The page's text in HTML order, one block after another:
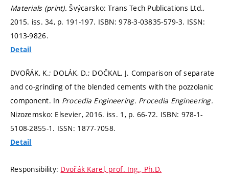
Materials (print).Švýcarsko: Trans Tech Publications Ltd.,
2015. iss. 34, p. 191-197. ISBN: 978-3-03835-579-3. ISSN:
1013-9826.
Detail
DVOŘÁK, K.; DOLÁK, D.; DOČKAL, J. Comparison of separate
and co-grinding of the blended cements with the pozzolanic
component. In Procedia Engineering. Procedia Engineering.
Nizozemsko: Elsevier, 2016. iss. 1, p. 66-72. ISBN: 978-1-
5108-2855-1. ISSN: 1877-7058.
Detail
Responsibility: Dvořák Karel, prof. Ing., Ph.D.